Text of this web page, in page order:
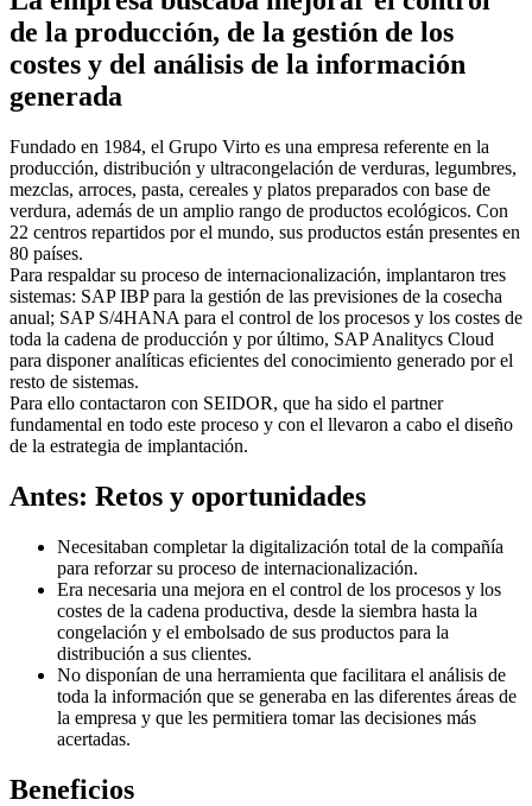
de la producción, de la gestión de los
costes y del análisis de la información
generada
Fundado en 1984, el Grupo Virto es una empresa referente en la
producción, distribución y ultracongelación de verduras, legumbres,
mezclas, arroces, pasta, cereales y platos preparados con base de
verdura, además de un amplio rango de productos ecológicos. Con
22 centros repartidos por el mundo, sus productos están presentes en
80 países.
Para respaldar su proceso de internacionalización, implantaron tres
sistemas: SAP IBP para la gestión de las previsiones de la cosecha
anual; SAP S/4HANA para el control de los procesos y los costes de
toda la cadena de producción y por último, SAP Analitycs Cloud
para disponer analíticas eficientes del conocimiento generado por el
resto de sistemas.
Para ello contactaron con SEIDOR, que ha sido el partner
fundamental en todo este proceso y con el llevaron a cabo el diseño
de la estrategia de implantación.
Antes: Retos y oportunidades
Necesitaban completar la digitalización total de la compañía
para reforzar su proceso de internacionalización.
Era necesaria una mejora en el control de los procesos y los
costes de la cadena productiva, desde la siembra hasta la
congelación y el embolsado de sus productos para la
distribución a sus clientes.
No disponían de una herramienta que facilitara el análisis de
toda la información que se generaba en las diferentes áreas de
la empresa y que les permitiera tomar las decisiones más
acertadas.
Beneficios